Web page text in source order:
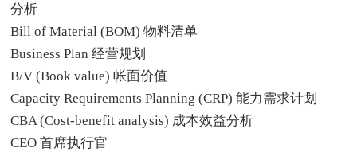
分析
Bill of Material (BOM) 物料清单
Business Plan 经营规划
B/V (Book value) 帐面价值
Capacity Requirements Planning (CRP) 能力需求计划
CBA (Cost-benefit analysis) 成本效益分析
CEO 首席执行官